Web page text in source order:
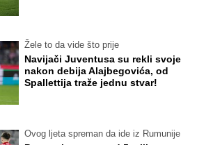
Žele to da vide što prije
Navijači Juventusa su rekli svoje
nakon debija Alajbegovića, od
Spallettija traže jednu stvar!
Ovog ljeta spreman da ide iz Rumunije